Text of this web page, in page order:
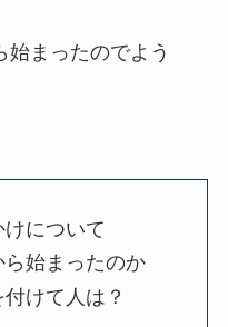
始まったのでよう
けについて
ら始まったのか
付けて人は？